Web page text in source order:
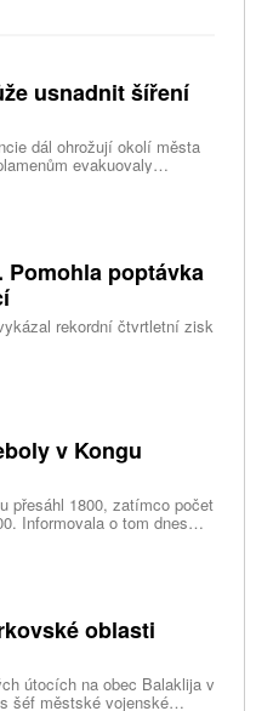
usnadnit šíření
dál ohrožují okolí města
evakuovaly
bezpečnostních
jevu, který podle nich
poptávka
rekordní čtvrtletní zisk
v Kongu
přesáhl 1800, zatímco počet
Informovala o tom dnes
oblasti
útocích na obec Balaklija v
šéf městské vojenské